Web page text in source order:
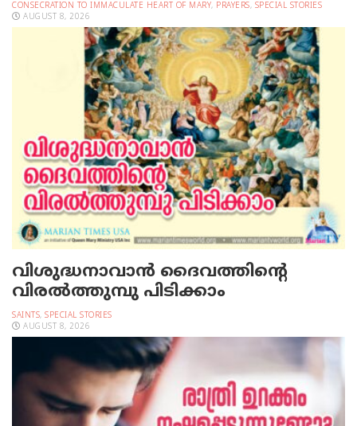
CONSECRATION TO IMMACULATE HEART OF MARY, PRAYERS, SPECIAL STORIES
AUGUST 8, 2026
വിശുദ്ധനാവാന്‍ ദൈവത്തിന്റെ
വിരല്‍ത്തുമ്പു പിടിക്കാം
SAINTS, SPECIAL STORIES
AUGUST 8, 2026